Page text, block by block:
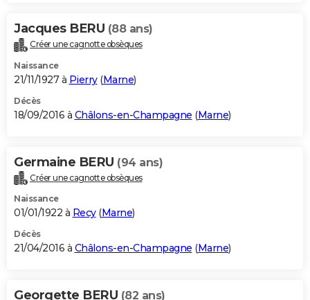
Jacques BERU (88 ans)
Créer une cagnotte obsèques
Naissance
21/11/1927 à Pierry(Marne)
Décès
18/09/2016 à Châlons-en-Champagne (Marne)
Germaine BERU (94 ans)
Créer une cagnotte obsèques
Naissance
01/01/1922 à Recy(Marne)
Décès
21/04/2016 à Châlons-en-Champagne (Marne)
Georgette BERU (82 ans)